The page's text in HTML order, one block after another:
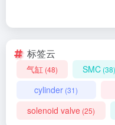
标签云
气缸 (48) SMC (38)
cylinder (31)
solenoid valve (25)